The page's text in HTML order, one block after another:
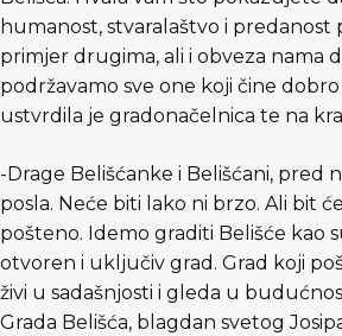
humanost, stvaralaštvo i predanost
primjer drugima, ali i obveza nama
podržavamo sve one koji čine dobro
ustvrdila je gradonačelnica te na
-Drage Belišćanke i Belišćani, pred
posla. Neće biti lako ni brzo. Ali bit
pošteno. Idemo graditi Belišće kao
otvoren i uključiv grad. Grad koji
živi u sadašnjosti i gleda u
Grada Belišća, blagdan svetog